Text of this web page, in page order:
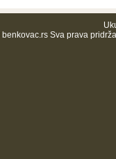
Sva prava